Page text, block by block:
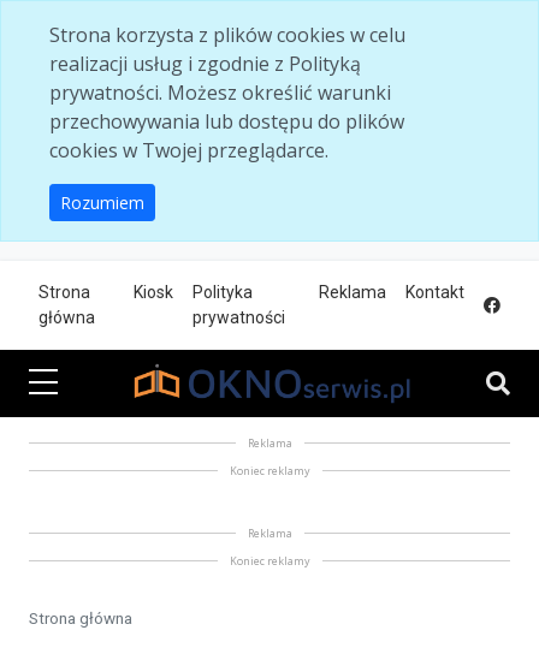
Strona korzysta z plików cookies w celu
realizacji usług i zgodnie z Polityką
prywatności. Możesz określić warunki
przechowywania lub dostępu do plików
cookies w Twojej przeglądarce.
Rozumiem
Strona
główna
Kiosk
Polityka
prywatności
Reklama Kontakt
Reklama
Koniec reklamy
Reklama
Koniec reklamy
Strona główna